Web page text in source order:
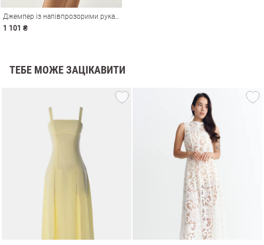
Джемпер із напівпрозорими рукавами
1 101 ₴
ТЕБЕ МОЖЕ ЗАЦІКАВИТИ